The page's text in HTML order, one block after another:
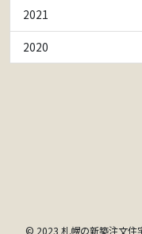
2021
2020
© 2023 札幌の新築注文住